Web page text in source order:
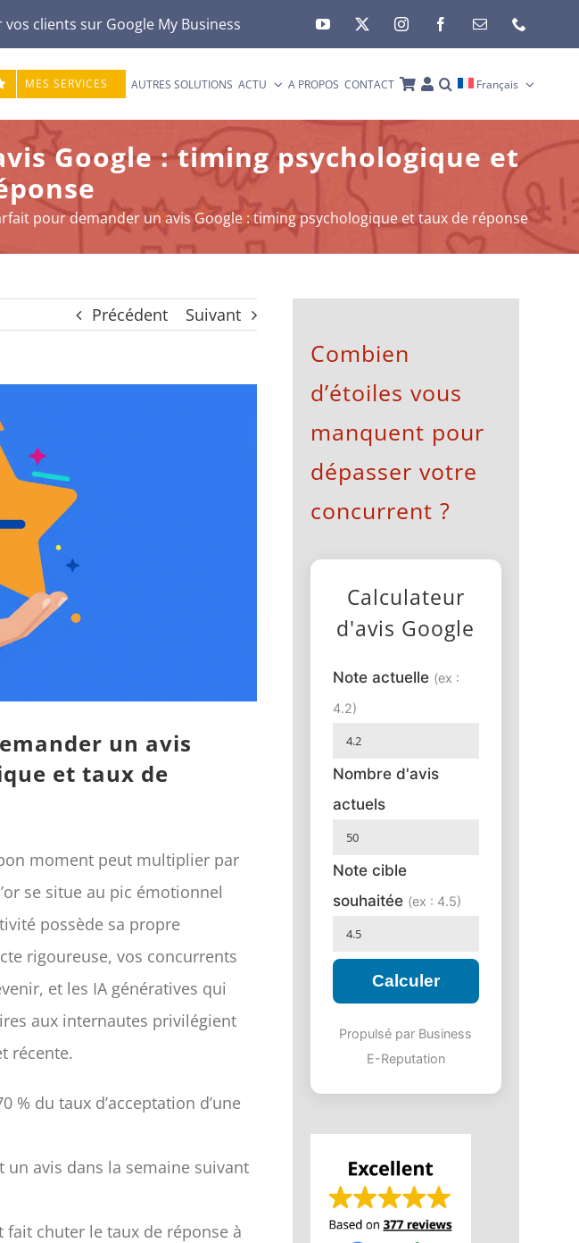
vos clients sur Google My Business
MES SERVICES AUTRES SOLUTIONS ACTU A PROPOS CONTACT Français
Google : timing psychologique et
pour demander un avis Google : timing psychologique et taux de réponse
Précédent Suivant
un avis
et taux de
moment peut multiplier par
se situe au pic émotionnel
possède sa propre
rigoureuse, vos concurrents
et les IA génératives qui
aux internautes privilégient
récente.
% du taux d’acceptation d’une
un avis dans la semaine suivant
chuter le taux de réponse à
Combien
d’étoiles vous
manquent pour
dépasser votre
concurrent ?
Calculateur
d'avis Google
Note actuelle (ex :
4.2)
Nombre d'avis
actuels
Note cible
souhaitée (ex : 4.5)
Calculer
Propulsé par Business
E-Reputation